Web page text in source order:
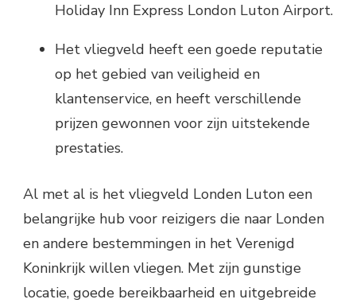
Holiday Inn Express London Luton Airport.
Het vliegveld heeft een goede reputatie
op het gebied van veiligheid en
klantenservice, en heeft verschillende
prijzen gewonnen voor zijn uitstekende
prestaties.
Al met al is het vliegveld Londen Luton een
belangrijke hub voor reizigers die naar Londen
en andere bestemmingen in het Verenigd
Koninkrijk willen vliegen. Met zijn gunstige
locatie, goede bereikbaarheid en uitgebreide